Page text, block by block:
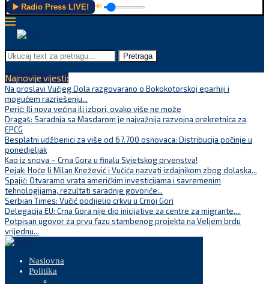
▶️ Radio Press LIVE! 🔊
Pretraga
Najnovije vijesti:
Na proslavi Vučjeg Dola razgovarano o Bokokotorskoj eparhiji i
mogućem razrješenju...
Perić: Ili nova većina ili izbori, ovako više ne može
Dragaš: Saradnja sa Masdarom je najvažnija razvojna prekretnica za
EPCG
Besplatni udžbenici za više od 67.700 osnovaca: Distribucija počinje u
ponedjeljak
Kao iz snova – Crna Gora u finalu Svjetskog prvenstva!
Pejak: Hoće li Milan Knežević i Vučića nazvati izdajnikom zbog dolaska...
Spajić: Otvaramo vrata američkim investicijama i savremenim
tehnologijama, rezultati saradnje govoriće...
Serbian Times: Vučić podijelio crkvu u Crnoj Gori
Delegacija EU: Crna Gora nije dio inicijative za centre za migrante,...
Potpisan ugovor za prvu fazu stambenog projekta na Veljem brdu
vrijednu...
Naslovna
Politika